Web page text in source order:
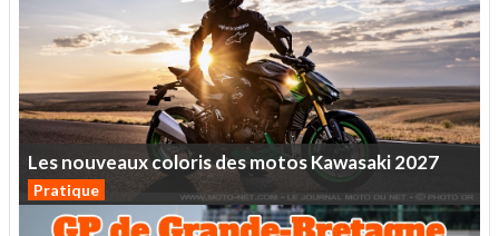
LesnouveauxcolorisdesmotosKawasaki2027
Pratique